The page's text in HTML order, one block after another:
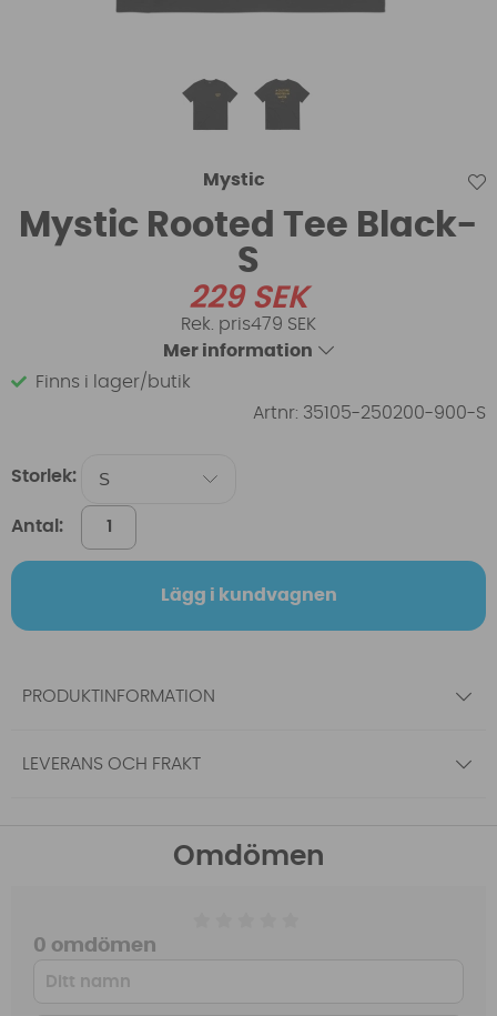
Mystic
Mystic Rooted Tee Black-
S
229SEK
479 SEK
Mer information
Finns i lager/butik
Artnr: 35105-250200-900-S
Storlek:
Antal:
Lägg i kundvagnen
PRODUKTINFORMATION
LEVERANS OCH FRAKT
Omdömen
0 omdömen